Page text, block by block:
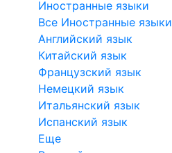
Иностранные языки
Все Иностранные языки
Английский язык
Китайский язык
Французский язык
Немецкий язык
Итальянский язык
Испанский язык
Еще